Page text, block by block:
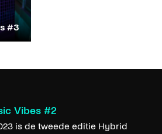
#3
Vibes #2
is de tweede editie Hybrid